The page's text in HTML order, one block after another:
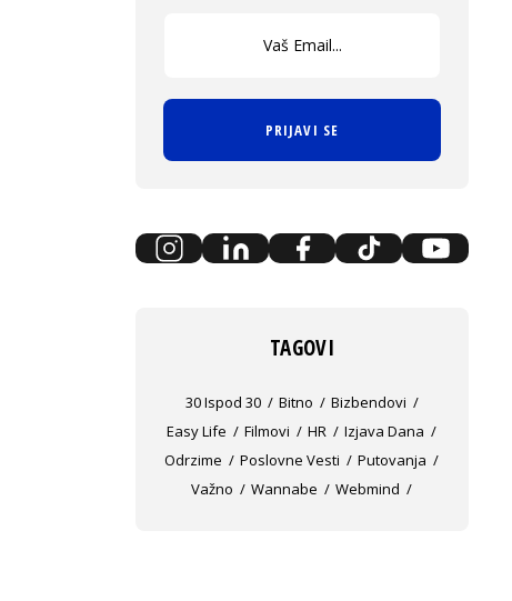
PRIJAVI SE
TAGOVI
30 Ispod 30 Bitno
Bizbendovi
Easy Life
Filmovi HR
Izjava Dana
Odrzime
Poslovne Vesti
Putovanja
Važno
Wannabe Webmind